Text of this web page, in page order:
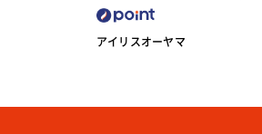
アイリスオーヤマ